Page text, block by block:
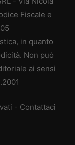
Fiscale e
in quanto
Non può
ai sensi
- Contattaci